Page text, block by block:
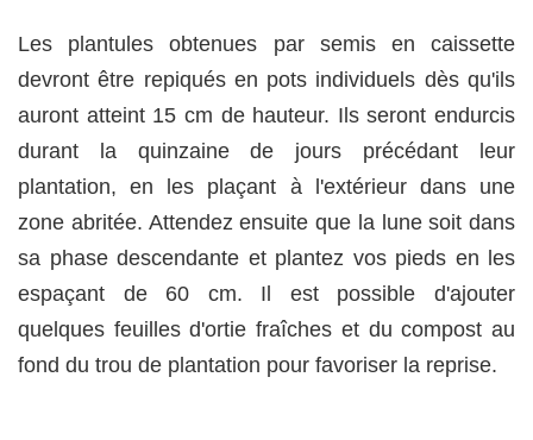
Les plantules obtenues par semis en caissette
devront être repiqués en pots individuels dès qu'ils
auront atteint 15 cm de hauteur. Ils seront endurcis
durant la quinzaine de jours précédant leur
plantation, en les plaçant à l'extérieur dans une
zone abritée. Attendez ensuite que la lune soit dans
sa phase descendante et plantez vos pieds en les
espaçant de 60 cm. Il est possible d'ajouter
quelques feuilles d'ortie fraîches et du compost au
fond du trou de plantation pour favoriser la reprise.